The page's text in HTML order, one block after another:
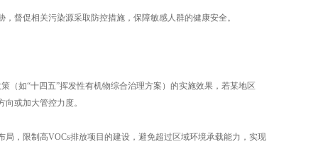
督促相关污染源采取防控措施，保障敏感人群的健康安全。
（如“十四五”挥发性有机物综合治理方案）的实施效果，若某地区
或加大管控力度。
，限制高VOCs排放项目的建设，避免超过区域环境承载能力，实现